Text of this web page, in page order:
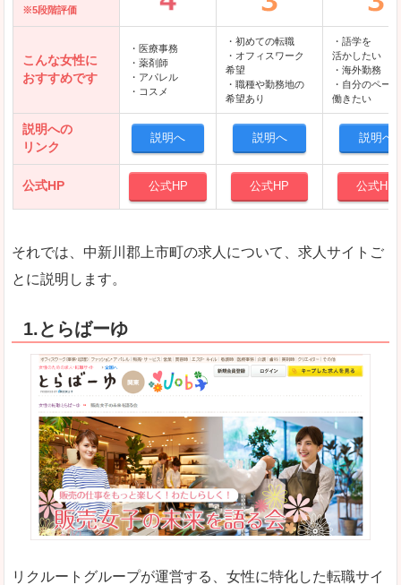
※5段階評価
こんな女性に
おすすめです
・医療事務
・薬剤師
・アパレル
・コスメ
・初めての転職
・オフィスワーク
希望
・職種や勤務地の
希望あり
・語学を
活かしたい
・海外勤務
・自分のペー
働きたい
説明への
リンク
説明へ 説明へ 説明へ
公式HP 公式HP 公式HP 公式HP
それでは、中新川郡上市町の求人について、求人サイトご
とに説明します。
1.とらばーゆ
リクルートグループが運営する、女性に特化した転職サイ